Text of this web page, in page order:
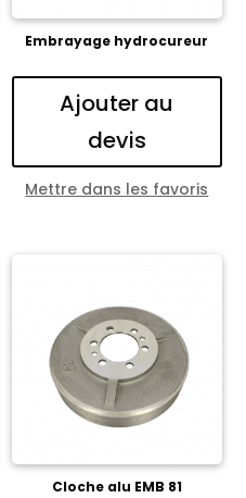
Embrayage hydrocureur
Ajouter au
devis
Mettre dans les favoris
Cloche alu EMB 81